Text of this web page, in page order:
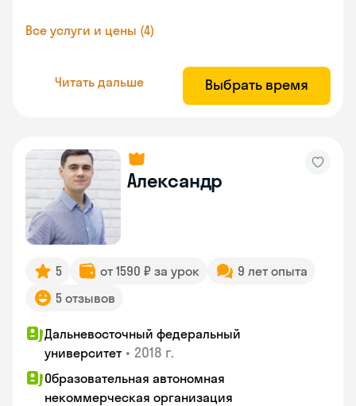
Все услуги и цены (4)
Читать дальше Выбрать время
Александр
5 от 1590 ₽ за урок
9 лет опыта
5 отзывов
Дальневосточный федеральный
университет • 2018 г.
Образовательная автономная
некоммерческая организация